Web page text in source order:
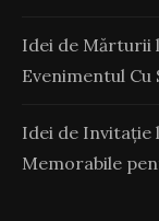
Idei de Mărturii
Evenimentul
Idei de Invitație
Memorabile